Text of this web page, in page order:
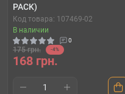
PACK)
Код товара: 107469-02
В наличии
0
175 грн. -4%
168 грн.